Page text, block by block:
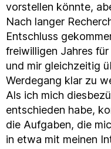
vorstellen könnte,
Nach langer
Entschluss
freiwilligen Jahres
und mir gleichzeitig
Werdegang klar zu
Als ich mich
entschieden habe,
die Aufgaben, die
in etwa mit meinen